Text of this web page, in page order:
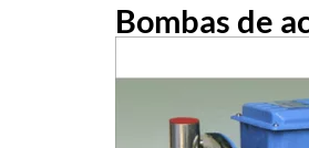
Bombas de